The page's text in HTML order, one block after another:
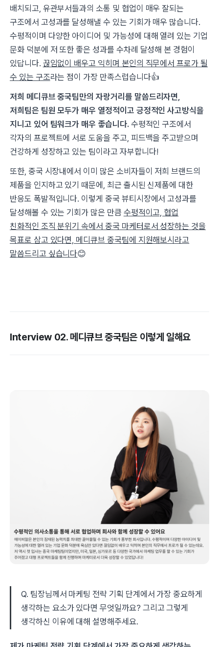
배치되고, 유관부서들과의 소통 및 협업이 매우 잘되는
구조에서 고성과를 달성해낼 수 있는 기회가 매우 많습니다.
수평적이며 다양한 아이디어 및 가능성에 대해 열려 있는 기업
문화 덕분에 저 또한 좋은 성과를 수차례 달성해 본 경험이
있답니다. 끊임없이 배우고 익히며 본인의 직무에서 프로가 될
수 있는 구조라는 점이 가장 만족스럽습니다👍​
저희 메디큐브 중국팀만의 자랑거리를 말씀드리자면,
저희팀은 팀원 모두가 매우 열정적이고 긍정적인 사고방식을
지니고 있어 팀워크가 매우 좋습니다. 수평적인 구조에서
각자의 프로젝트에 서로 도움을 주고, 피드백을 주고받으며
건강하게 성장하고 있는 팀이라고 자부합니다!
또한, 중국 시장내에서 이미 많은 소비자들이 저희 브랜드의
제품을 인지하고 있기 때문에, 최근 출시된 신제품에 대한
반응도 폭발적입니다. 이렇게 중국 뷰티시장에서 고성과를
달성해볼 수 있는 기회가 많은 만큼 수평적이고, 협업
친화적인 조직 분위기 속에서 중국 마케터로서 성장하는 것을
목표로 삼고 있다면, 메디큐브 중국팀에 지원해보시라고
말씀드리고 싶습니다😊
Interview 02. 메디큐브 중국팀은 이렇게 일해요
Q. 팀장님께서 마케팅 전략 기획 단계에서 가장 중요하게
생각하는 요소가 있다면 무엇일까요? 그리고 그렇게
생각하신 이유에 대해 설명해주세요.